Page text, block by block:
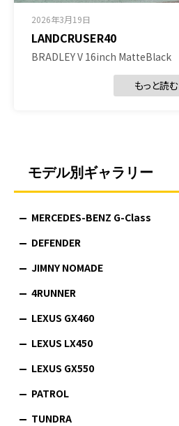
2026年3月19日
LANDCRUSER40
BRADLEY V 16inch MatteBlack
もっと読む
モデル別ギャラリー
MERCEDES-BENZ G-Class
DEFENDER
JIMNY NOMADE
4RUNNER
LEXUS GX460
LEXUS LX450
LEXUS GX550
PATROL
TUNDRA